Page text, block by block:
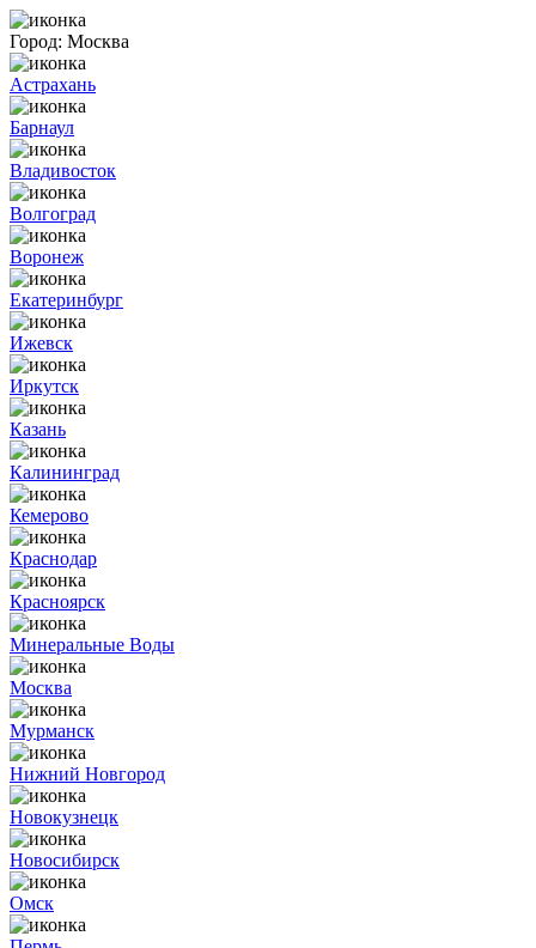
Город: Москва
Астрахань
Барнаул
Владивосток
Волгоград
Воронеж
Екатеринбург
Ижевск
Иркутск
Казань
Калининград
Кемерово
Краснодар
Красноярск
Минеральные Воды
Москва
Мурманск
Нижний Новгород
Новокузнецк
Новосибирск
Омск